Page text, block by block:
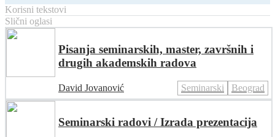
Korisni tekstovi
Slični oglasi
Pisanja seminarskih, master, završnih i
drugih akademskih radova
David Jovanović Seminarski Beograd
Seminarski radovi / Izrada prezentacija